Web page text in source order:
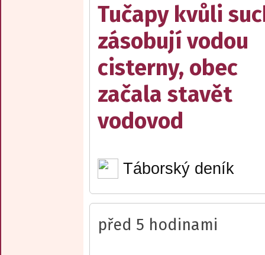
Tučapy kvůli
zásobují vodou
cisterny, obec
začala stavět
vodovod
Táborský deník
před 5 hodinami